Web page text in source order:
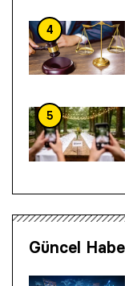
4
5
Güncel